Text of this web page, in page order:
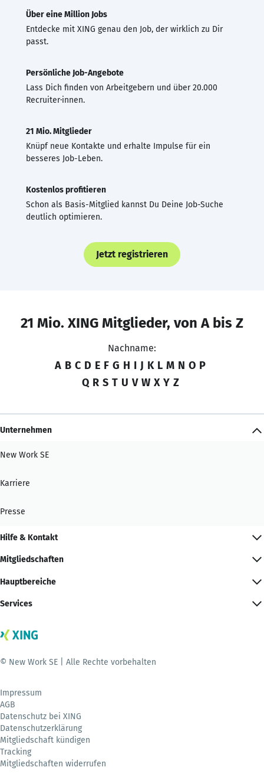
Über eine Million Jobs
Entdecke mit XING genau den Job, der wirklich zu Dir
passt.
Persönliche Job-Angebote
Lass Dich finden von Arbeitgebern und über 20.000
Recruiter·innen.
21 Mio. Mitglieder
Knüpf neue Kontakte und erhalte Impulse für ein
besseres Job-Leben.
Kostenlos profitieren
Schon als Basis-Mitglied kannst Du Deine Job-Suche
deutlich optimieren.
Jetzt registrieren
21 Mio. XING Mitglieder, von A bis Z
Nachname:
A B C D E F G H I J K L M N O P
Q R S T U V W X Y Z
Unternehmen
New Work SE
Karriere
Presse
Hilfe & Kontakt
Mitgliedschaften
Hauptbereiche
Services
© New Work SE | Alle Rechte vorbehalten
Impressum
AGB
Datenschutz bei XING
Datenschutzerklärung
Mitgliedschaft kündigen
Tracking
Mitgliedschaften widerrufen